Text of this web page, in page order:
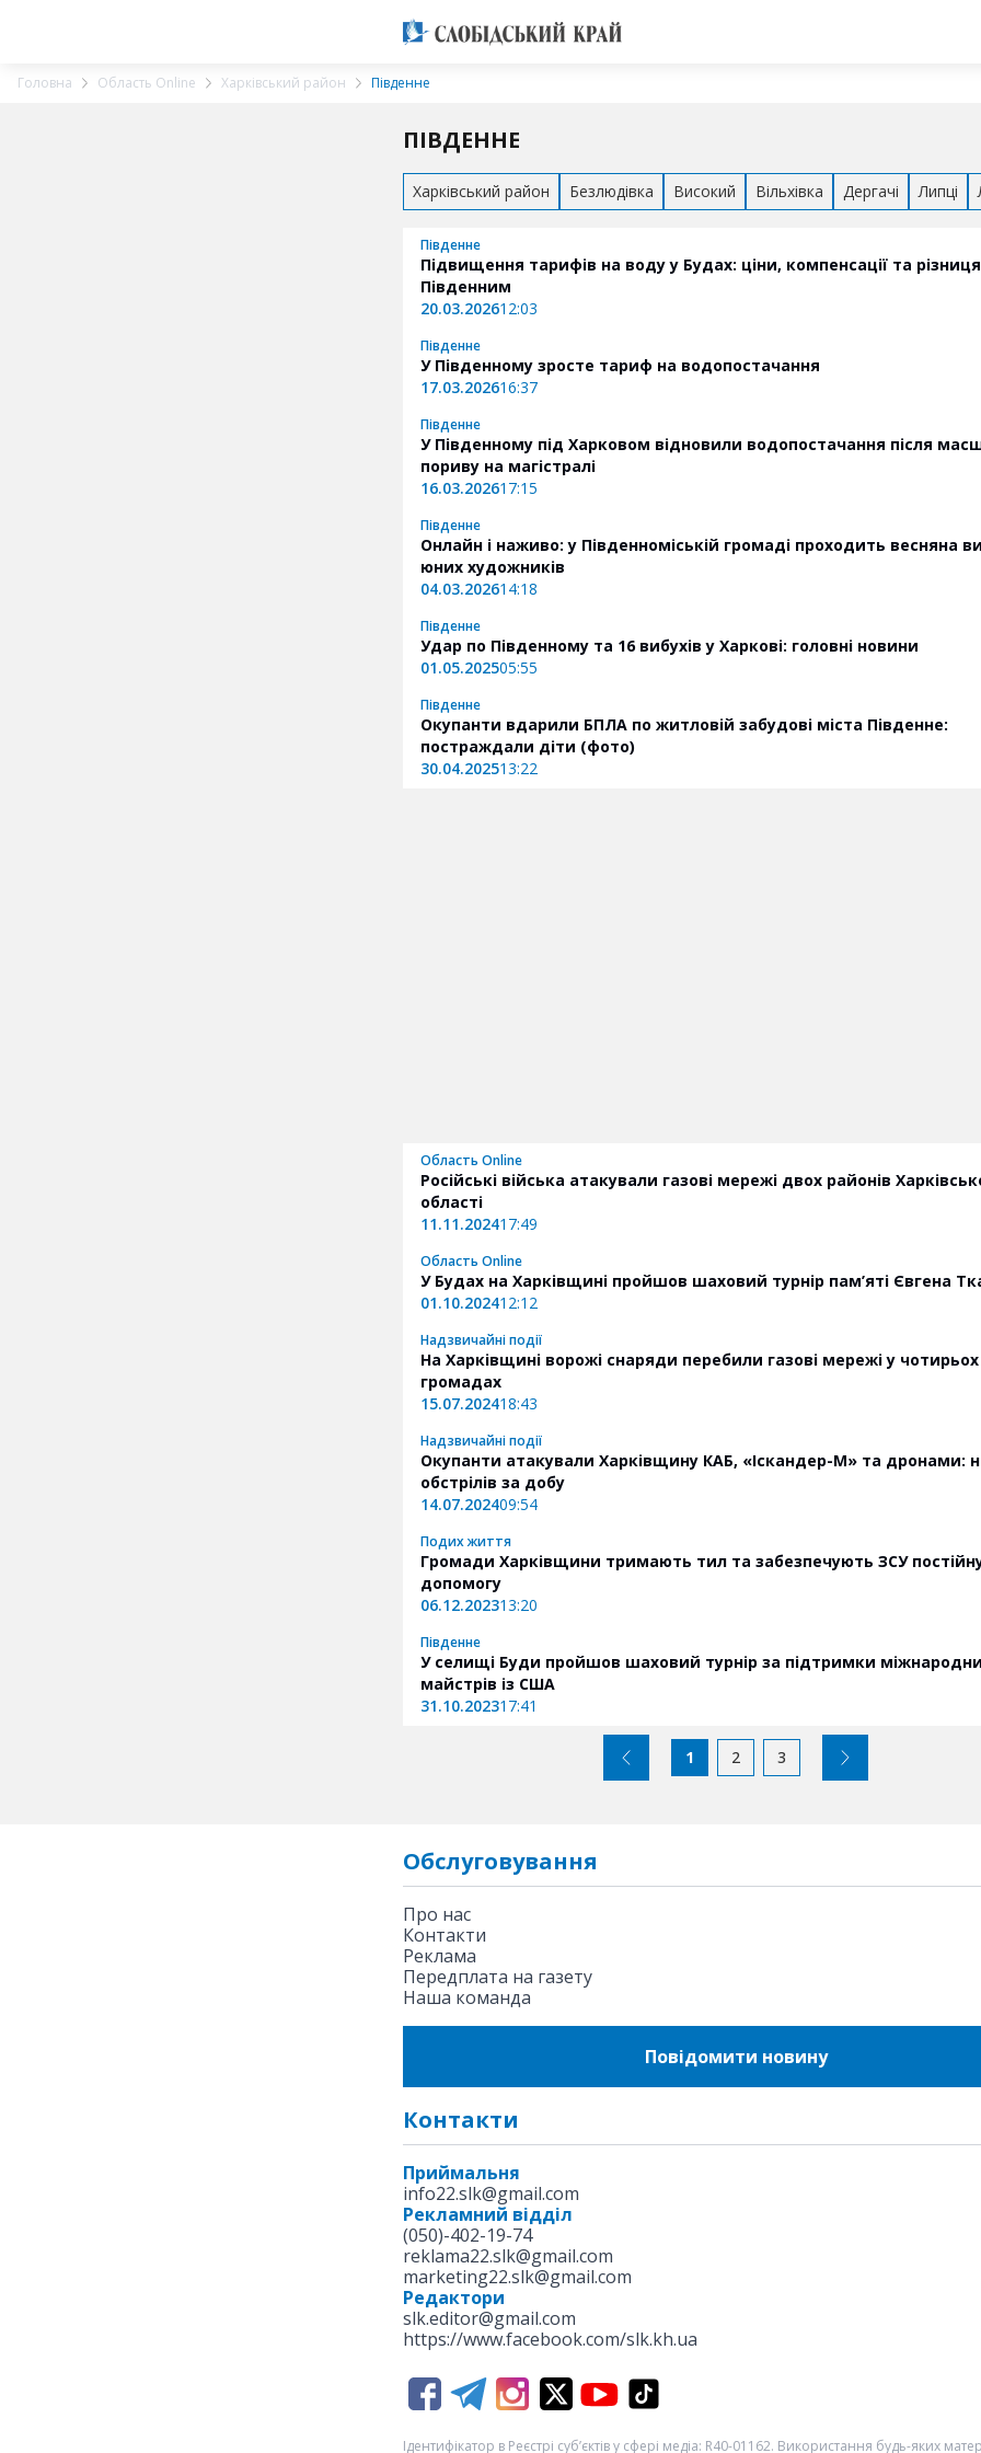
Головна Область Online Харківський район Південне
ПІВДЕННЕ
Харківський район Безлюдівка Високий Вільхівка Дергачі Липці
Південне
Підвищення тарифів на воду у Будах: ціни, компенсації та
Південним
20.03.202612:03
Південне
У Південному зросте тариф на водопостачання
17.03.202616:37
Південне
У Південному під Харковом відновили водопостачання після
пориву на магістралі
16.03.202617:15
Південне
Онлайн і наживо: у Південноміській громаді проходить весняна
юних художників
04.03.202614:18
Південне
Удар по Південному та 16 вибухів у Харкові: головні новини
01.05.202505:55
Південне
Окупанти вдарили БПЛА по житловій забудові міста Південне:
постраждали діти (фото)
30.04.202513:22
Область Online
Російські війська атакували газові мережі двох районів
області
11.11.202417:49
Область Online
У Будах на Харківщині пройшов шаховий турнір пам’яті Євгена
01.10.202412:12
Надзвичайні події
На Харківщині ворожі снаряди перебили газові мережі у чотирьох
громадах
15.07.202418:43
Надзвичайні події
Окупанти атакували Харківщину КАБ, «Іскандер-М» та дронами:
обстрілів за добу
14.07.202409:54
Подих життя
Громади Харківщини тримають тил та забезпечують ЗСУ
допомогу
06.12.202313:20
Південне
У селищі Буди пройшов шаховий турнір за підтримки
майстрів із США
31.10.202317:41
1 2 3
Обслуговування
Про нас
Контакти
Реклама
Передплата на газету
Наша команда
Повідомити новину
Контакти
Приймальня
info22.slk@gmail.com
Рекламний відділ
(050)-402-19-74
reklama22.slk@gmail.com
marketing22.slk@gmail.com
Редактори
slk.editor@gmail.com
https://www.facebook.com/slk.kh.ua
Ідентифікатор в Реєстрі суб’єктів у сфері медіа: R40-01162. Використання будь-яких